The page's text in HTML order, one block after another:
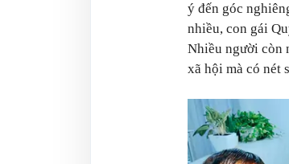
ý đến góc
nhiều, con gái
Nhiều người còn
xã hội mà có nét